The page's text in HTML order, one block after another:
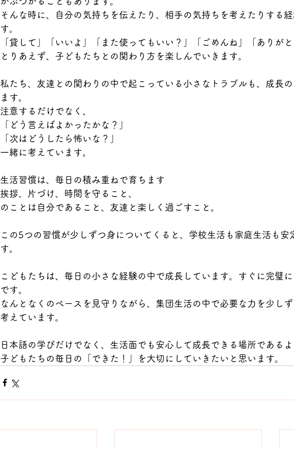
そんな時に、自分の気持ちを伝えたり、相手の気持ちを考えたりする
す。
「貸して」「いいよ」「また使ってもいい？」「ごめんね」「ありがと
とりあえず、子どもたちとの関わり方を楽しんでいきます。
私たち、友達との関わりの中で起こっている小さなトラブルも、成長
ます。
注意するだけでなく、
「どう言えばよかったかな？」
「次はどうしたら怖いな？」
一緒に考えています。
生活習慣は、毎日の積み重ねで育ちます
挨拶、片づけ、時間を守ること、
のことは自分であること、友達と楽しく過ごすこと。
この5つの習慣が少しずつ身についてくると、学校生活も家庭生活も安
す。
こどもたちは、毎日の小さな経験の中で成長しています。すぐに完璧
です。
なんとなくのペースを見守りながら、集団生活の中で必要な力を少し
考えています。
日本語の学びだけでなく、生活面でも安心して成長できる場所であるよ
子どもたちの毎日の「できた！」を大切にしていきたいと思います。